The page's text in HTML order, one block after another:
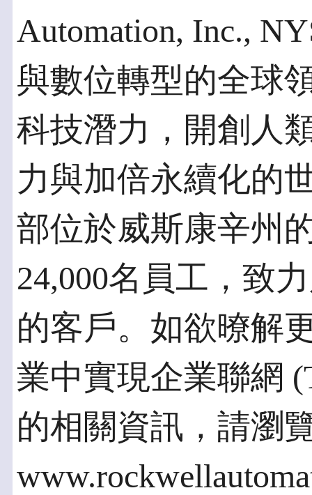
Automation, Inc.,
與數位轉型的全球
科技潛力，開創人
力與加倍永續化的
部位於威斯康辛州
24,000名員工，致
的客戶。如欲暸解
業中實現企業聯網
的相關資訊，請瀏